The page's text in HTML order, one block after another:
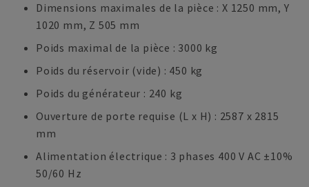
Dimensions maximales de la pièce : X 1250 mm, Y
1020 mm, Z 505 mm
Poids maximal de la pièce : 3000 kg
Poids du réservoir (vide) : 450 kg
Poids du générateur : 240 kg
Ouverture de porte requise (L x H) : 2587 x 2815
mm
Alimentation électrique : 3 phases 400 V AC ±10%
50/60 Hz